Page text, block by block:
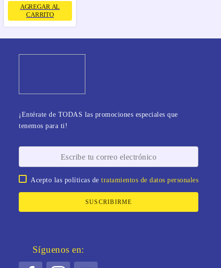
AGREGAR AL
CARRITO
¡Entérate de TODAS las promociones especiales que
tenemos para ti!
Acepto las políticas detratamientos de datos personales
SUSCRIBIRME
Síguenos en: